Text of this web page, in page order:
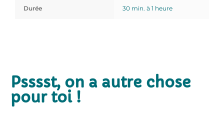
Durée 30 min. à 1 heure
Psssst, on a autre chose
pour toi !